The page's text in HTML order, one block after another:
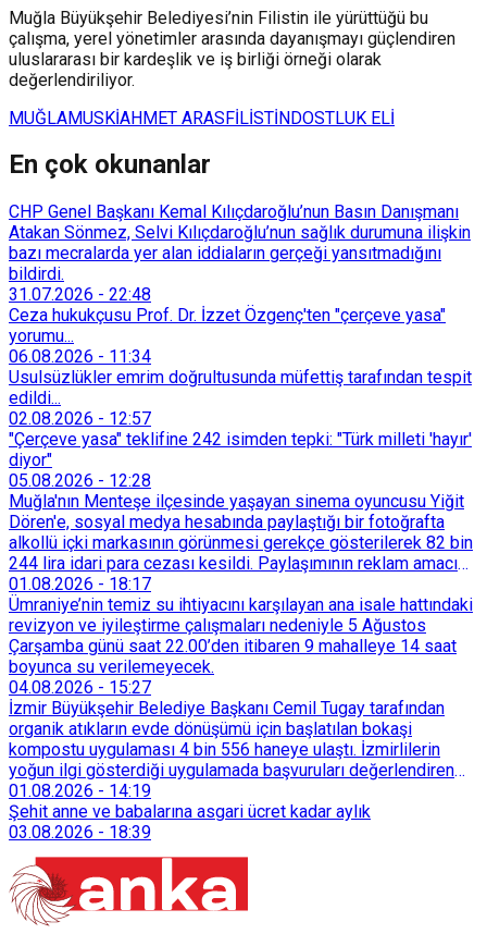
Muğla Büyükşehir Belediyesi’nin Filistin ile yürüttüğü bu
çalışma, yerel yönetimler arasında dayanışmayı güçlendiren
uluslararası bir kardeşlik ve iş birliği örneği olarak
değerlendiriliyor.
MUĞLAMUSKİAHMET ARASFİLİSTİNDOSTLUK ELİ
En çok okunanlar
CHP Genel Başkanı Kemal Kılıçdaroğlu’nun Basın Danışmanı
Atakan Sönmez, Selvi Kılıçdaroğlu’nun sağlık durumuna ilişkin
bazı mecralarda yer alan iddiaların gerçeği yansıtmadığını
bildirdi.
31.07.2026 - 22:48
Ceza hukukçusu Prof. Dr. İzzet Özgenç'ten "çerçeve yasa"
yorumu...
06.08.2026 - 11:34
Usulsüzlükler emrim doğrultusunda müfettiş tarafından tespit
edildi...
02.08.2026 - 12:57
"Çerçeve yasa" teklifine 242 isimden tepki: "Türk milleti 'hayır'
diyor"
05.08.2026 - 12:28
Muğla'nın Menteşe ilçesinde yaşayan sinema oyuncusu Yiğit
Dören'e, sosyal medya hesabında paylaştığı bir fotoğrafta
alkollü içki markasının görünmesi gerekçe gösterilerek 82 bin
244 lira idari para cezası kesildi. Paylaşımının reklam amacı
taşımadığını savunan Dören, cezanın iptali için yargıya
başvurdu.
01.08.2026 - 18:17
Ümraniye’nin temiz su ihtiyacını karşılayan ana isale hattındaki
revizyon ve iyileştirme çalışmaları nedeniyle 5 Ağustos
Çarşamba günü saat 22.00’den itibaren 9 mahalleye 14 saat
boyunca su verilemeyecek.
04.08.2026 - 15:27
İzmir Büyükşehir Belediye Başkanı Cemil Tugay tarafından
organik atıkların evde dönüşümü için başlatılan bokaşi
kompostu uygulaması 4 bin 556 haneye ulaştı. İzmirlilerin
yoğun ilgi gösterdiği uygulamada başvuruları değerlendiren
Tarımsal Hizmetler Dairesi Başkanlığı, farklı ilçelerde toplam
128 bokaşi kompost eğitimi düzenleyerek İzmirlileri
sürdürülebilir atık yönetimi sistemine dahil etti.
01.08.2026 - 14:19
Şehit anne ve babalarına asgari ücret kadar aylık
03.08.2026 - 18:39